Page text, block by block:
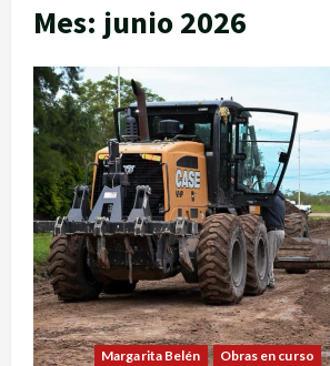
Mes: junio 2026
Margarita Belén
Obras en curso